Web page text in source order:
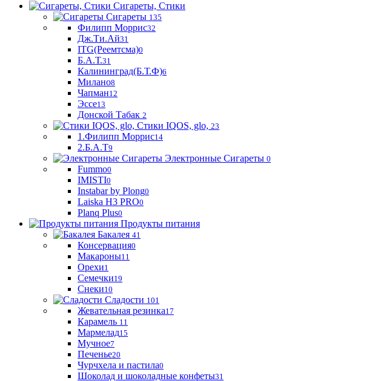
Сигареты, Стики
Сигареты 135
Филипп Моррис32
Дж.Ти.Ай31
ITG(Реемтсма)0
Б.А.Т.31
Калининград(Б.Т.Ф)6
Милано8
Чапман12
Эссе13
Донской Табак 2
Стики IQOS, glo, 23
1.Филипп Моррис14
2.Б.А.Т9
Электронные Сигареты 0
Fummo0
IMISTI0
Instabar by Plong0
Laiska H3 PRO0
Planq Plus0
Продукты питания
Бакалея 41
Консервация0
Макароны11
Орехи1
Семечки19
Снеки10
Сладости 101
Жевательная резинка17
Карамель 11
Мармелад15
Мучное7
Печенье20
Чурчхела и пастила0
Шоколад и шоколадные конфеты31